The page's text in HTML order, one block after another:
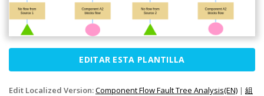
EDITAR ESTA PLANTILLA
Edit Localized Version:Component Flow Fault Tree Analysis(EN) | 組